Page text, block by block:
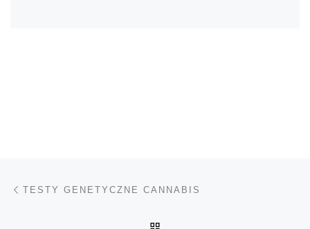
Nawigacja wpisu
TESTY GENETYCZNE CANNABIS